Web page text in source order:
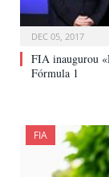
DEC 05, 2017
FIA inaugurou
Fórmula 1
FIA